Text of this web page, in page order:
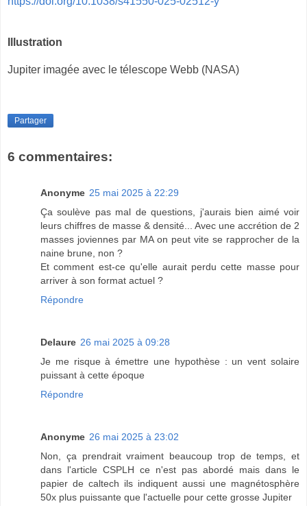
Illustration
Jupiter imagée avec le télescope Webb (NASA)
Partager
6 commentaires:
Anonyme 25 mai 2025 à 22:29
Ça soulève pas mal de questions, j'aurais bien aimé voir
leurs chiffres de masse & densité... Avec une accrétion de 2
masses joviennes par MA on peut vite se rapprocher de la
naine brune, non ?
Et comment est-ce qu'elle aurait perdu cette masse pour
arriver à son format actuel ?
Répondre
Delaure 26 mai 2025 à 09:28
Je me risque à émettre une hypothèse : un vent solaire
puissant à cette époque
Répondre
Anonyme 26 mai 2025 à 23:02
Non, ça prendrait vraiment beaucoup trop de temps, et
dans l'article CSPLH ce n'est pas abordé mais dans le
papier de caltech ils indiquent aussi une magnétosphère
50x plus puissante que l'actuelle pour cette grosse Jupiter